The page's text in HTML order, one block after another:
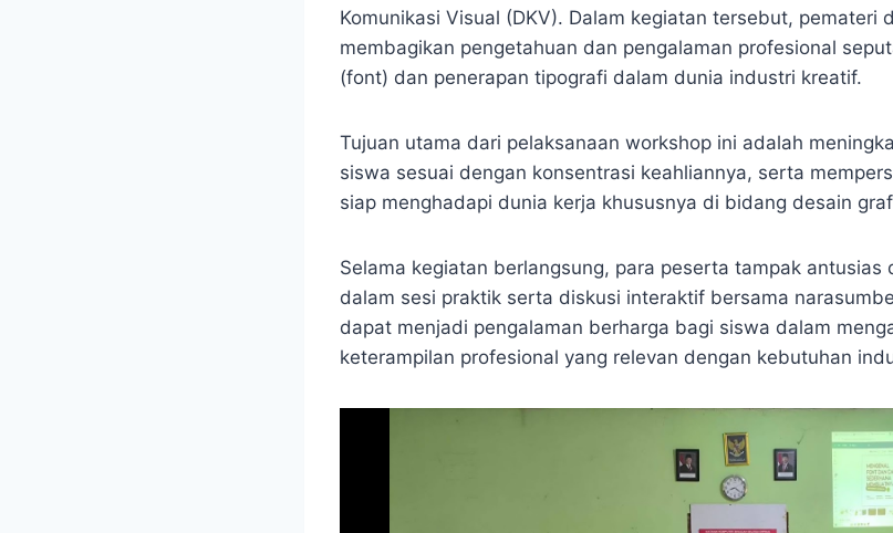
Komunikasi Visual (DKV). Dalam kegiatan tersebut, pemateri
membagikan pengetahuan dan pengalaman profesional
(font) dan penerapan tipografi dalam dunia industri kreatif.
Tujuan utama dari pelaksanaan workshop ini adalah
siswa sesuai dengan konsentrasi keahliannya, serta
siap menghadapi dunia kerja khususnya di bidang desain
Selama kegiatan berlangsung, para peserta tampak
dalam sesi praktik serta diskusi interaktif bersama
dapat menjadi pengalaman berharga bagi siswa dalam
keterampilan profesional yang relevan dengan kebutuhan